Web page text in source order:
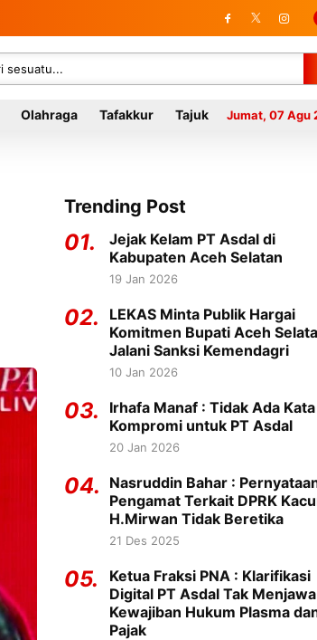
Olahraga Tafakkur Tajuk Jumat, 07 Agu
Trending Post
01.
Jejak Kelam PT Asdal di
Kabupaten Aceh Selatan
19 Jan 2026
02.
LEKAS Minta Publik Hargai
Komitmen Bupati Aceh
Jalani Sanksi Kemendagri
10 Jan 2026
03.
Irhafa Manaf : Tidak Ada Kata
Kompromi untuk PT Asdal
20 Jan 2026
04.
Nasruddin Bahar :
Pengamat Terkait DPRK
H.Mirwan Tidak Beretika
21 Des 2025
05.
Ketua Fraksi PNA : Klarifikasi
Digital PT Asdal Tak
Kewajiban Hukum Plasma
Pajak